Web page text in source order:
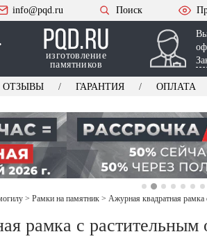
info@pqd.ru Поиск
изготовление
памятников
ОТЗЫВЫ ГАРАНТИЯ ОПЛАТА
> Рамки на памятник > Ажурная квадратная
рамка с